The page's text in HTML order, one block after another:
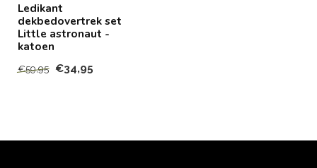
Ledikant
dekbedovertrek set
Little astronaut -
katoen
€59,95 €34,95